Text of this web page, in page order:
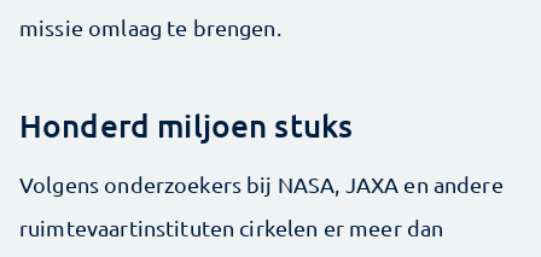
missie omlaag te brengen.
Honderd miljoen stuks
Volgens onderzoekers bij NASA, JAXA en andere
ruimtevaartinstituten cirkelen er meer dan